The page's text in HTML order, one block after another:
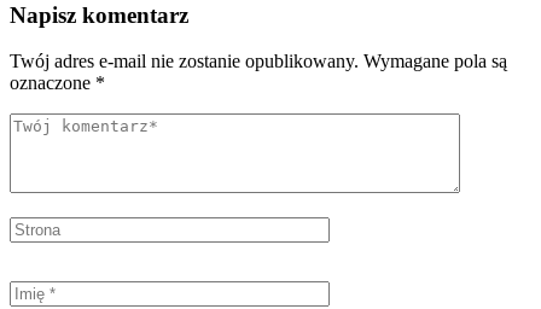
Napisz komentarz
Twój adres e-mail nie zostanie opublikowany. Wymagane pola są
oznaczone *